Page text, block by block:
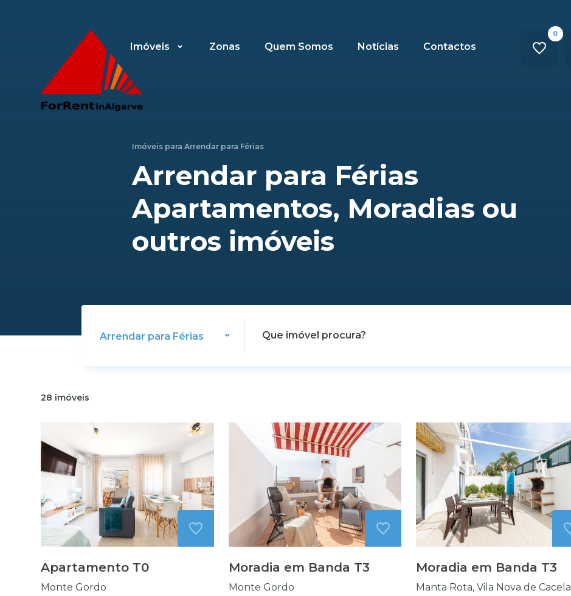
Imóveis Zonas Quem Somos Notícias Contactos
0
Imóveis paraArrendar para Férias
Arrendar para Férias
Apartamentos, Moradias ou
outros imóveis
Arrendar para Férias
28 imóveis
Apartamento T0
Monte Gordo
Moradia em Banda T3
Monte Gordo
Moradia em Banda T3
Manta Rota, Vila Nova de Cacela